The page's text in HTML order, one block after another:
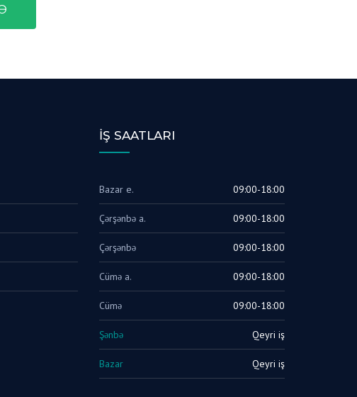
İŞ SAATLARI
Bazar e. 09:00-18:00
Çərşənbə a. 09:00-18:00
Çərşənbə 09:00-18:00
Cümə a. 09:00-18:00
Cümə 09:00-18:00
Şənbə Qeyri iş
Bazar Qeyri iş